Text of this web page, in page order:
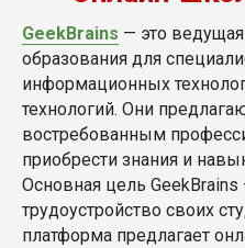
GeekBrains — это
образования для
информационных
технологий. Они
востребованным
приобрести знания и
Основная цель
трудоустройство своих
платформа предлагает